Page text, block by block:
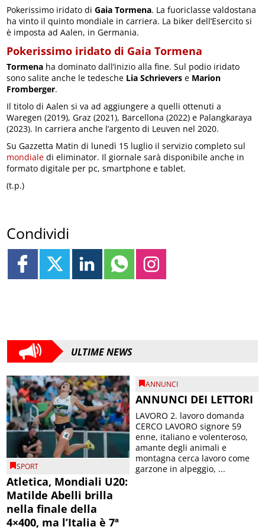
Pokerissimo iridato diGaia Tormena. La fuoriclasse valdostana
ha vinto il quinto mondiale in carriera. La biker dell’Esercito si
è imposta ad Aalen, in Germania.
Pokerissimo iridato di Gaia Tormena
Tormena ha dominato dall’inizio alla fine. Sul podio iridato
sono salite anche le tedesche Lia Schrievers e Marion
Fromberger.
Il titolo di Aalen si va ad aggiungere a quelli ottenuti a
Waregen (2019), Graz (2021), Barcellona (2022) e Palangkaraya
(2023). In carriera anche l’argento di Leuven nel 2020.
Su Gazzetta Matin di lunedì 15 luglio il servizio completo sul
mondiale di eliminator. Il giornale sarà disponibile anche in
formato digitale per pc, smartphone e tablet.
(t.p.)
Condividi
ULTIME NEWS
SPORT
Atletica, Mondiali U20:
Matilde Abelli brilla
nella finale della
4×400, ma l’Italia è 7ª
ANNUNCI
ANNUNCI DEI LETTORI
LAVORO 2. lavoro domanda
CERCO LAVORO signore 59
enne, italiano e volenteroso,
amante degli animali e
montagna cerca lavoro come
garzone in alpeggio, ...